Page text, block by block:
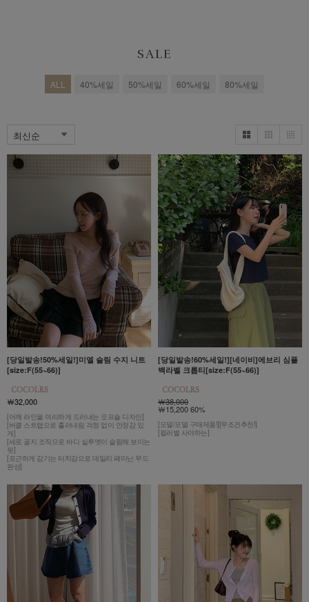
SALE
ALL 40%세일 50%세일 60%세일 80%세일
[당일발송!50%세일!]미엘 슬림 수지 니트
[size:F(55~66)]
￦32,000
[어깨 라인을 여리하게 드러내는 오프숄 디자인]
[버클 스트랩으로 흘러내림 걱정 없이 안정감 있
게]
[세로 골지 조직으로 바디 실루엣이 슬림해 보이는
핏]
[포근하게 감기는 터치감으로 데일리 페미닌 무드
완성]
[당일발송!60%세일!][네이비]에브리 심플
백라벨 크롭티[size:F(55~66)]
￦38,000
￦15,200 60%
[모델/모델 구매제품!][무조건추천!]
[컬러별 사야하는]